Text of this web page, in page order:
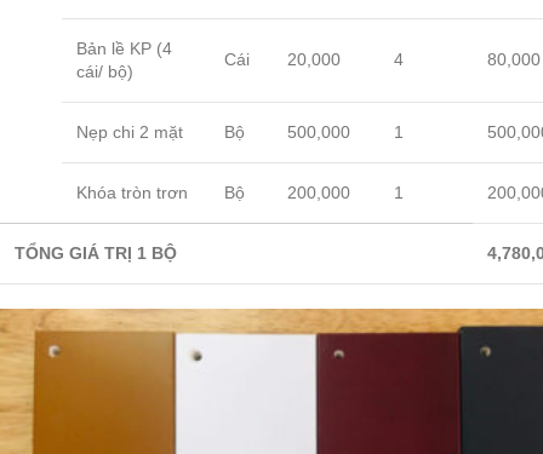
Bản lề KP (4
cái/ bộ)
Cái 20,000 4 80,000
Nẹp chi 2 mặt Bộ 500,000 1
Khóa tròn trơn Bộ 200,000 1
TỔNG GIÁ TRỊ 1 BỘ